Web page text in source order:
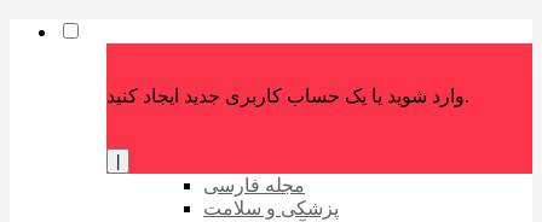
وارد شوید یا یک حساب کاربری جدید ایجاد کنید.
مجله فارسی
پزشکی و سلامت